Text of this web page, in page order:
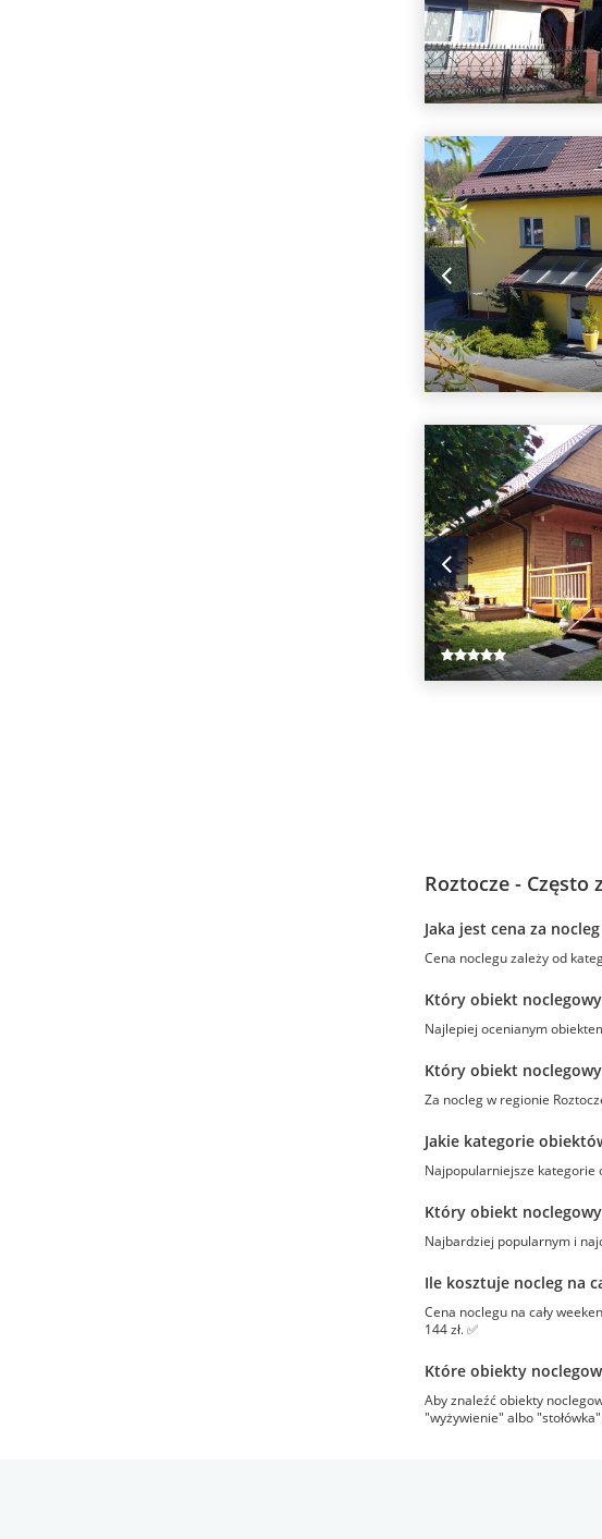
Roztocze -
Jaka jest cena za
Cena noclegu zależy od
Który obiekt
Najlepiej ocenianym
Który obiekt
Za nocleg w regionie
Jakie kategorie
Najpopularniejsze kategorie
Który obiekt
Najbardziej popularnym i
Ile kosztuje nocleg na
Cena noclegu na cały
144 zł. ✅
Które obiekty
Aby znaleźć obiekty
"wyżywienie" albo